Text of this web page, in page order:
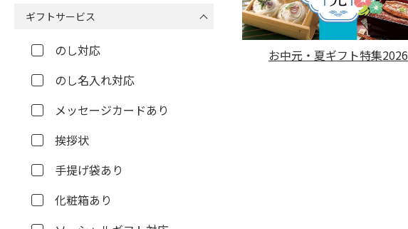
お中元・夏ギフト特集2026
ギフトサービス
のし対応
のし名入れ対応
メッセージカードあり
挨拶状
手提げ袋あり
化粧箱あり